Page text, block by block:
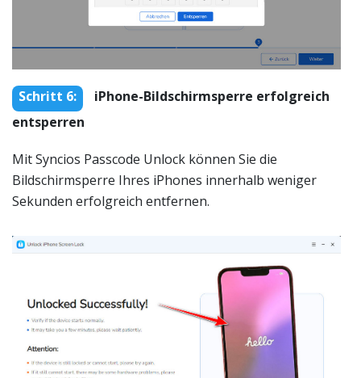
Schritt 6:
iPhone-Bildschirmsperre erfolgreich
entsperren
Mit Syncios Passcode Unlock können Sie die
Bildschirmsperre Ihres iPhones innerhalb weniger
Sekunden erfolgreich entfernen.